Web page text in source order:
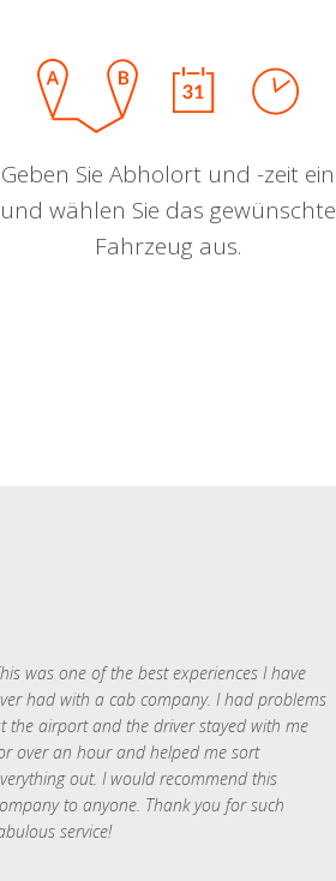
Geben Sie Abholort und -zeit ein
und wählen Sie das gewünschte
Fahrzeug aus.
was one of the best experiences I have
had with a cab company. I had problems
the airport and the driver stayed with me
over an hour and helped me sort
out. I would recommend this
to anyone. Thank you for such
service!